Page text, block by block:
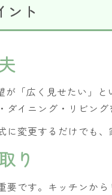
ント
が「広く見せたい」と
イニング・リビン
変更するだけでも
り
要です。キッチンか